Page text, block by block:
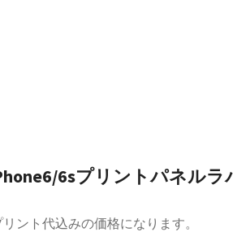
6sプリントパネルラ
ント代込みの価格になります。